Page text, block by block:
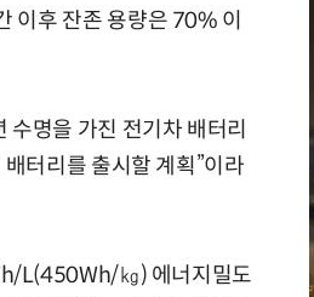
이후 잔존 용량은 70% 이
명을 가진 전기차 배터리
터리를 출시할 계획”이라
L(450Wh/㎏) 에너지밀도